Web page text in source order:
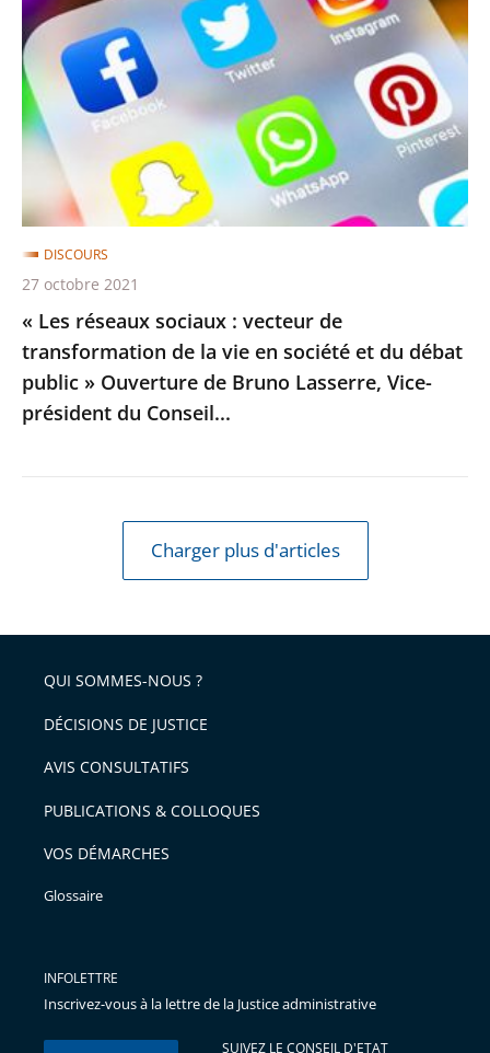
réseaux
sociaux
:
vecteur
de
transformation
de
la
vie
en
société
et
du
débat
Vice-
Conseil...
« Les réseaux sociaux : vecteur de
transformation de la vie en société et du débat
public » Ouverture de Bruno Lasserre, Vice-
président du Conseil...
DISCOURS
27 octobre 2021
Charger plus d'articles
QUI SOMMES-NOUS ?
DÉCISIONS DE JUSTICE
AVIS CONSULTATIFS
PUBLICATIONS & COLLOQUES
VOS DÉMARCHES
Glossaire
INFOLETTRE
Inscrivez-vous à la lettre de la Justice administrative
SUIVEZ LE CONSEIL D'ETAT